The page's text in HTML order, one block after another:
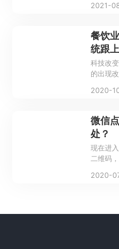
2021-
餐饮
统跟
科技改
的出现
赶快积
2020-
微信
处？
现在进
二维码
大提高。
2020-